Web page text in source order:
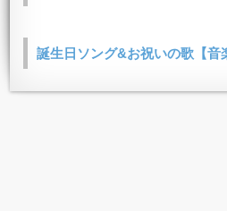
誕生日ソング&お祝いの歌【音